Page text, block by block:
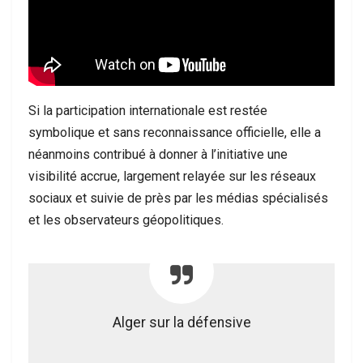
Si la participation internationale est restée
symbolique et sans reconnaissance officielle, elle a
néanmoins contribué à donner à l’initiative une
visibilité accrue, largement relayée sur les réseaux
sociaux et suivie de près par les médias spécialisés
et les observateurs géopolitiques.
Alger sur la défensive